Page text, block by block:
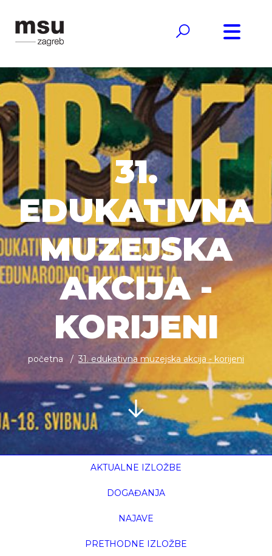
31.
EDUKATIVNA
MUZEJSKA
AKCIJA -
KORIJENI
početna 31. edukativna muzejska akcija - korijeni
AKTUALNE IZLOŽBE
DOGAĐANJA
NAJAVE
PRETHODNE IZLOŽBE